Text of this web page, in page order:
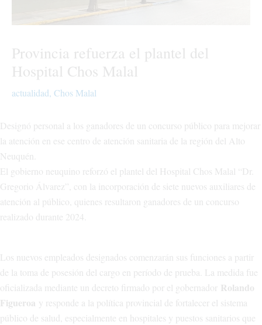
Provincia refuerza el plantel del
Hospital Chos Malal
actualidad, Chos Malal
Designó personal a los ganadores de un concurso público para mejorar
la atención en ese centro de atención sanitaria de la región del Alto
Neuquén.
El gobierno neuquino reforzó el plantel del Hospital Chos Malal “Dr.
Gregorio Álvarez”, con la incorporación de siete nuevos auxiliares de
atención al público, quienes resultaron ganadores de un concurso
realizado durante 2024.
Los nuevos empleados designados comenzarán sus funciones a partir
de la toma de posesión del cargo en período de prueba. La medida fue
oficializada mediante un decreto firmado por el gobernador Rolando
Figueroa y responde a la política provincial de fortalecer el sistema
público de salud, especialmente en hospitales y puestos sanitarios que